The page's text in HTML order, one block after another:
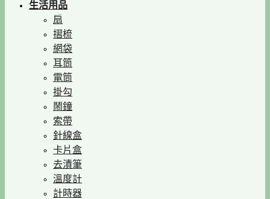
生活用品
扇
摺梳
網袋
耳筒
電筒
掛勾
鬧鐘
索帶
針線盒
卡片盒
去漬筆
溫度計
計時器